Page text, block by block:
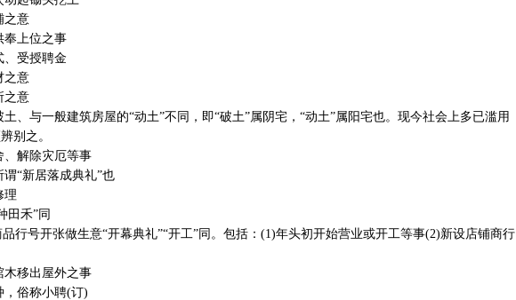
之意
奉上位之事
、受授聘金
之意
之意
土、与一般建筑房屋的“动土”不同，即“破土”属阴宅，“动土”属阳宅也。现今社会上多已滥用
别之。
、解除灾厄等事
谓“新居落成典礼”也
理
田禾”同
品行号开张做生意“开幕典礼”“开工”同。包括：(1)年头初开始营业或开工等事(2)新设店铺商行
木移出屋外之事
，俗称小聘(订)